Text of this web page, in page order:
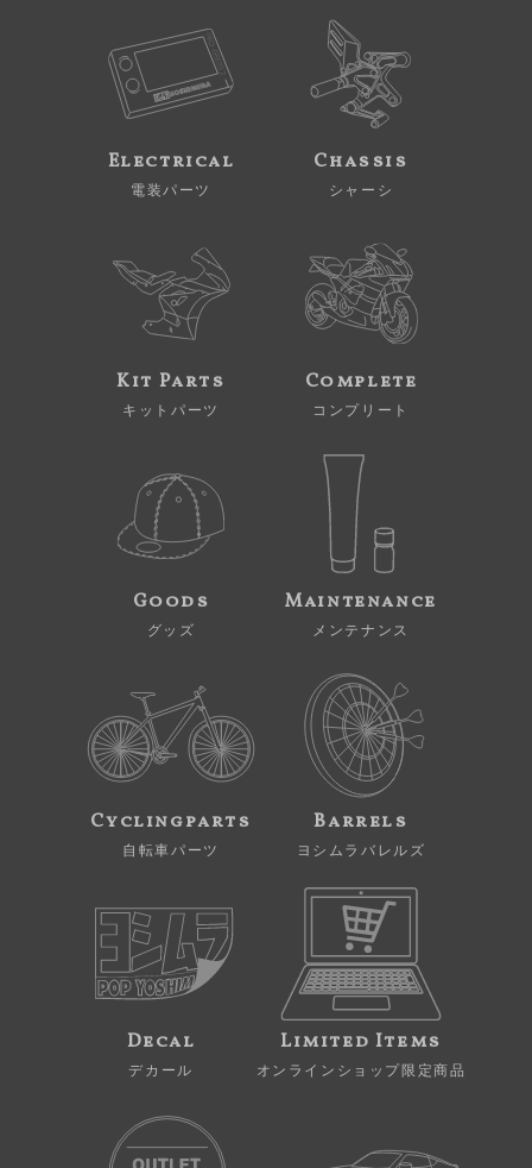
Electrical
電装パーツ
Chassis
シャーシ
Kit Parts
キットパーツ
Complete
コンプリート
Goods
グッズ
Maintenance
メンテナンス
Cyclingparts
自転車パーツ
Barrels
ヨシムラバレルズ
Decal
デカール
Limited Items
オンラインショップ限定商品